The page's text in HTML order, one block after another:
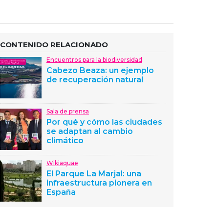
CONTENIDO RELACIONADO
Encuentros para la biodiversidad
Cabezo Beaza: un ejemplo
de recuperación natural
Sala de prensa
Por qué y cómo las ciudades
se adaptan al cambio
climático
Wikiaquae
El Parque La Marjal: una
infraestructura pionera en
España